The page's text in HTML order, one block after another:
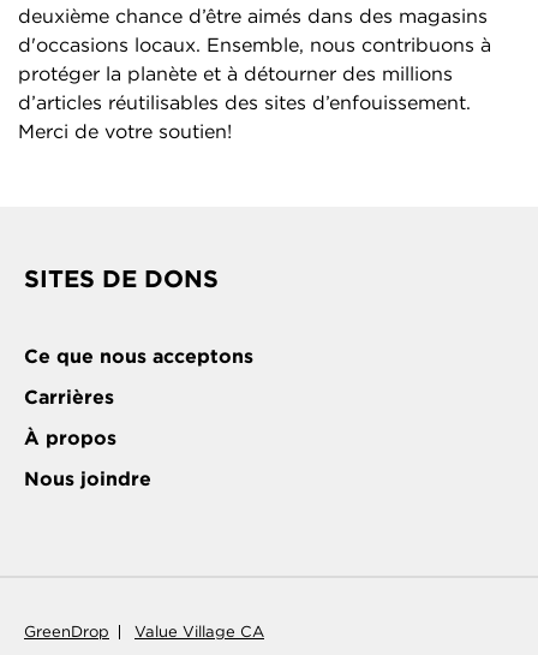
deuxième chance d’être aimés dans des magasins
d'occasions locaux. Ensemble, nous contribuons à
protéger la planète et à détourner des millions
d’articles réutilisables des sites d’enfouissement.
Merci de votre soutien!
SITES DE DONS
Ce que nous acceptons
Carrières
À propos
Nous joindre
GreenDrop Value Village CA